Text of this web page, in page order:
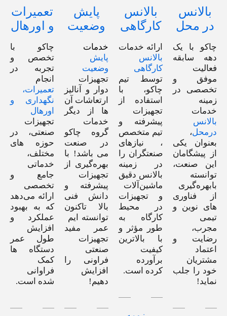
بالانس
در محل
چاکو با یک
دهه سابقه‌
فعالیت
موفق و
تخصصی در
زمینه
خدمات
بالانس
درمحل،
بعنوان یکی
از پیشگامان
این صنعت،
توانسته
بابهره‌گیری
از فناوری
های نوین و
تیمی
مجرب،
رضایت و
اعتماد
مشتریان
خود را جلب
نماید!
بالانس
کارگاهی
ارائه خدمات
بالانس
کارگاهی
توسط تیم
چاکو، با
استفاده از
تجهیزات
پیشرفته و
تیم متخصص
، نیازهای
صنعتگران را
در زمینه
بالانس دقیق
ماشین‌آلات
و تجهیزات
در محیط
کارگاه به
طور مؤثر و
با بالاترین
کیفیت
برآورده
کرده است.
پایش
وضعیت
خدمات
پایش
وضعیت
تجهیزات
دوار و آنالیز
ارتعاشات آن
ها از دیگر
خدمات
گروه چاکو
در صنعت
می باشد! با
بهره‌گیری از
تجهیزات
پیشرفته و
دانش فنی
بالا تاکنون
توانسته ایم
عمر مفید
تجهیزات
صنعتی
فراونی را
افزایش
دهیم!
تعمیرات
و اورهال
چاکو با
تخصص و
تجربه در
انجام
تعمیرات،
نگهداری و
اورهال
تجهیزات
صنعتی، در
حوزه های
مختلف،
خدماتی
جامع و
تخصصی
ارائه می‌دهد
که به بهبود
عملکرد و
افزایش
طول عمر
دستگاه ها
کمک
فراوانی
شده است.